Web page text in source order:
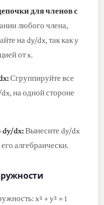
для членов с
любого члена,
на dy/dx, так как y
от x.
Сгруппируйте все
на одной стороне
dy/dx:Вынесите dy/dx
алгебраически.
x² + y² = 1